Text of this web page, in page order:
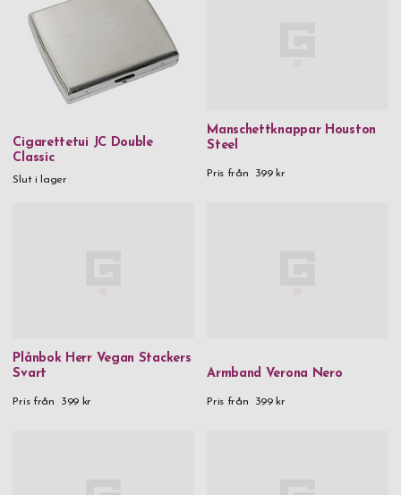
Cigarettetui JC Double
Classic
Slut i lager
Manschettknappar Houston
Steel
Pris från 399 kr
Plånbok Herr Vegan Stackers
Svart
Pris från 399 kr
Armband Verona Nero
Pris från 399 kr